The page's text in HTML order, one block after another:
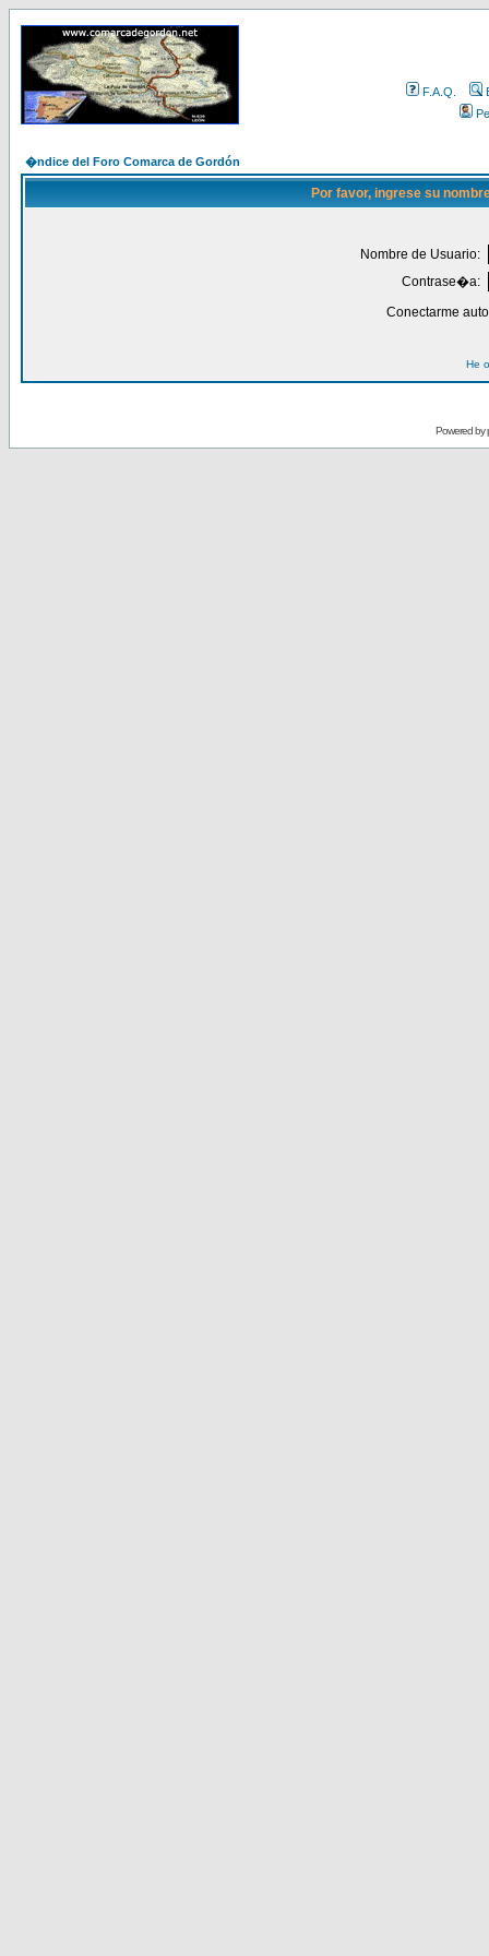
F.A.Q.
�ndice del Foro Comarca de Gordón
Por favor, ingrese su
Nombre de Usuario:
Contrase�a:
Conectarme
He
Powered by